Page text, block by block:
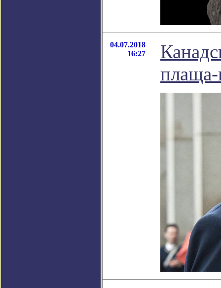
04.07.2018
16:27